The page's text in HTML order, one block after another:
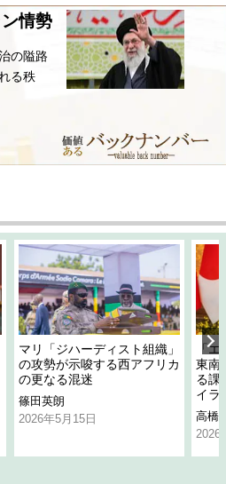
情勢
の隘路
る秩
マリ「ジハーディスト組織」
の攻勢が示唆する西アフリカ
の更なる混迷
篠田英朗
2026年5月15日
「
東南
る課
イラ
高橋
2026